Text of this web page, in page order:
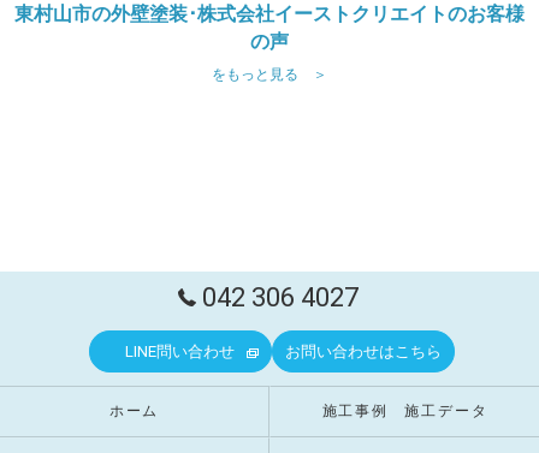
東村山市の外壁塗装･株式会社イーストクリエイトのお客様
の声
をもっと見る ＞
042 306 4027
LINE問い合わせ お問い合わせはこちら
ホーム 施工事例 施工データ